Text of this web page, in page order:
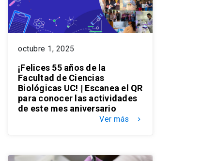
octubre 1, 2025
¡Felices 55 años de la
Facultad de Ciencias
Biológicas UC! | Escanea el QR
para conocer las actividades
de este mes aniversario
Ver más keyboard_arrow_right